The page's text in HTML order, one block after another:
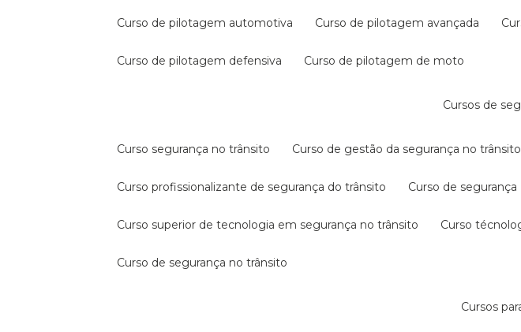
curso de pilotagem automotiva curso de pilotagem avançada
curso de pilotagem defensiva curso de pilotagem de moto
cursos de
curso segurança no trânsito curso de gestão da segurança no trânsito
curso profissionalizante de segurança do trânsito curso de
curso superior de tecnologia em segurança no trânsito curso
curso de segurança no trânsito
cursos